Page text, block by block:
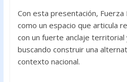
Con esta presentación, Fuerza
como un espacio que articula
con un fuerte anclaje territorial
buscando construir una
contexto nacional.